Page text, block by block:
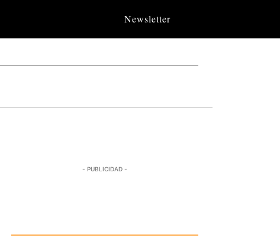
Newsletter
- PUBLICIDAD -